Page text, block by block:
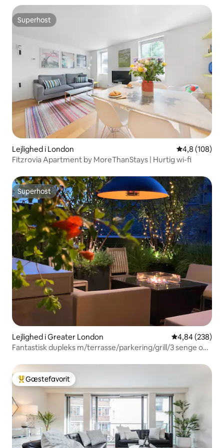
Superhost
Superhost
Lejlighed i London 4,8 ud af 5 i
4,8 (108)
Fitzrovia Apartment by MoreThanStays | Hurtig wi-fi
Superhost
Superhost
Lejlighed i Greater London 4,84 ud af 5 i
4,84 (238)
Fantastisk dupleks m/terrasse/parkering/grill/3 senge og
Bedste gæstefavorit
Gæstefavorit